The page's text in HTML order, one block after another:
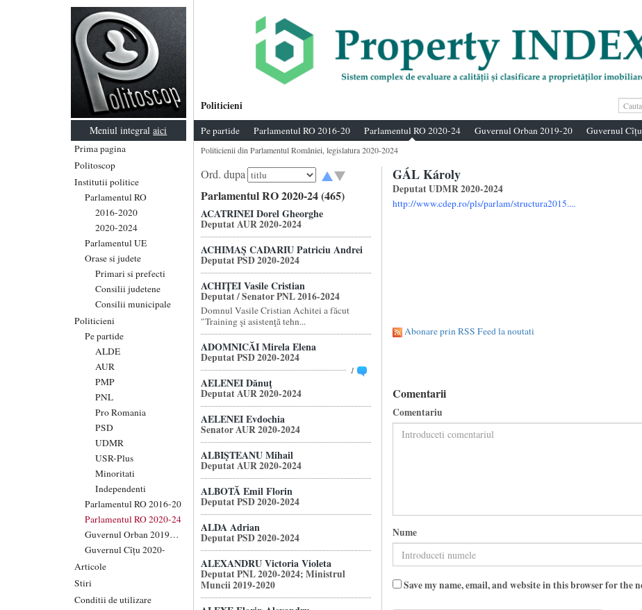
Meniul integralaici
Prima pagina
Politoscop
Institutii politice
Parlamentul RO
2016-2020
2020-2024
Parlamentul UE
Orase si judete
Primari si prefecti
Consilii judetene
Consilii municipale
Politicieni
Pe partide
ALDE
AUR
PMP
PNL
Pro Romania
PSD
UDMR
USR-Plus
Minoritati
Independenti
Parlamentul RO 2016-20
Parlamentul RO 2020-24
Guvernul Orban 2019-20
Guvernul Cîțu 2020-
Articole
Stiri
Conditii de utilizare
Politicieni
Pe partide Parlamentul RO 2016-20 Parlamentul RO 2020-24 Guvernul Orban 2019-20 Guvernul
Politicienii din Parlamentul României, legislatura 2020-2024
Ord. dupa
Parlamentul RO 2020-24 (465)
ACATRINEI Dorel Gheorghe
Deputat AUR 2020-2024
ACHIMAŞ CADARIU Patriciu Andrei
Deputat PSD 2020-2024
ACHIȚEI Vasile Cristian
Deputat / Senator PNL 2016-2024
Domnul Vasile Cristian Achitei a făcut
"Training şi asistenţă tehn...
ADOMNICĂI Mirela Elena
Deputat PSD 2020-2024
1
AELENEI Dănuţ
Deputat AUR 2020-2024
AELENEI Evdochia
Senator AUR 2020-2024
ALBIŞTEANU Mihail
Deputat AUR 2020-2024
ALBOTĂ Emil Florin
Deputat PSD 2020-2024
ALDA Adrian
Deputat PSD 2020-2024
ALEXANDRU Victoria Violeta
Deputat PNL 2020-2024; Ministrul
Muncii 2019-2020
GÁL Károly
Deputat UDMR 2020-2024
http://www.cdep.ro/pls/parlam/structura2015....
Abonare prin RSS Feed la noutati
Comentarii
Comentariu
Nume
Save my name, email, and website in this browser for the